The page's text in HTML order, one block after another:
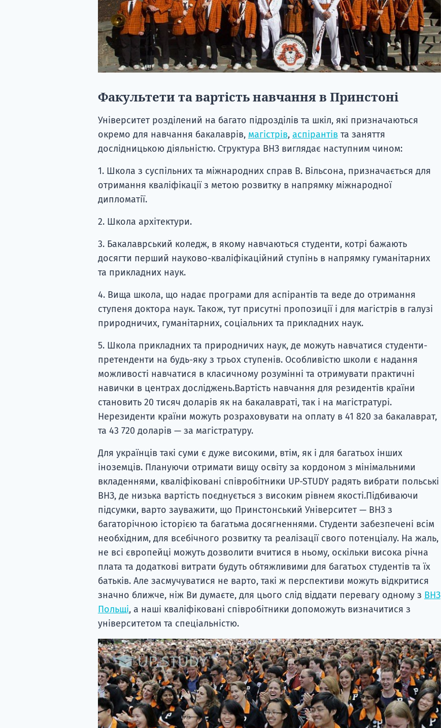
Факультети та вартість навчання в Принстоні
Університет розділений на багато підрозділів та шкіл, які призначаються
окремо для навчання бакалаврів, магістрів, аспірантів та заняття
дослідницькою діяльністю. Структура ВНЗ виглядає наступним чином:
1. Школа з суспільних та міжнародних справ В. Вільсона, призначається для
отримання кваліфікації з метою розвитку в напрямку міжнародної
дипломатії.
2. Школа архітектури.
3. Бакалаврський коледж, в якому навчаються студенти, котрі бажають
досягти перший науково-кваліфікаційний ступінь в напрямку гуманітарних
та прикладних наук.
4. Вища школа, що надає програми для аспірантів та веде до отримання
ступеня доктора наук. Також, тут присутні пропозиції і для магістрів в галузі
природничих, гуманітарних, соціальних та прикладних наук.
5. Школа прикладних та природничих наук, де можуть навчатися студенти-
претенденти на будь-яку з трьох ступенів. Особливістю школи є надання
можливості навчатися в класичному розумінні та отримувати практичні
навички в центрах досліджень.Вартість навчання для резидентів країни
становить 20 тисяч доларів як на бакалавраті, так і на магістратурі.
Нерезиденти країни можуть розраховувати на оплату в 41 820 за бакалаврат,
та 43 720 доларів — за магістратуру.
Для українців такі суми є дуже високими, втім, як і для багатьох інших
іноземців. Плануючи отримати вищу освіту за кордоном з мінімальними
вкладеннями, кваліфіковані співробітники UP-STUDY радять вибрати польські
ВНЗ, де низька вартість поєднується з високим рівнем якості.Підбиваючи
підсумки, варто зауважити, що Принстонський Університет — ВНЗ з
багаторічною історією та багатьма досягненнями. Студенти забезпечені всім
необхідним, для всебічного розвитку та реалізації свого потенціалу. На жаль,
не всі європейці можуть дозволити вчитися в ньому, оскільки висока річна
плата та додаткові витрати будуть обтяжливими для багатьох студентів та їх
батьків. Але засмучуватися не варто, такі ж перспективи можуть відкритися
значно ближче, ніж Ви думаєте, для цього слід віддати перевагу одному з ВНЗ
Польщі, а наші кваліфіковані співробітники допоможуть визначитися з
університетом та спеціальністю.